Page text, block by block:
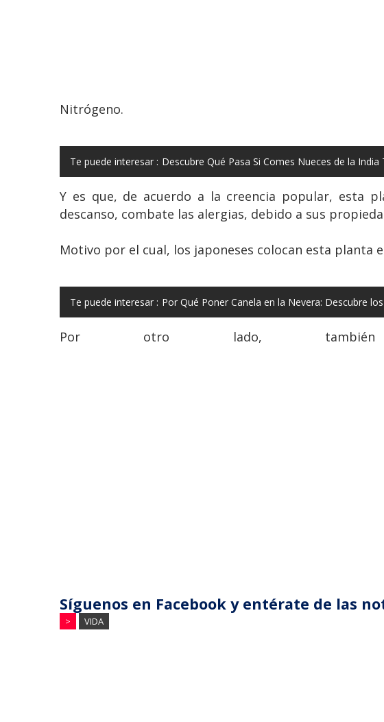
Nitrógeno.
Te puede interesar : Descubre Qué Pasa Si Comes Nueces de la
Y es que, de acuerdo a la creencia popular, esta
descanso, combate las alergias, debido a sus
Motivo por el cual, los japoneses colocan esta planta
Te puede interesar : Por Qué Poner Canela en la Nevera: Descubre
Por otro lado,
Síguenos en Facebook y entérate de las
> VIDA